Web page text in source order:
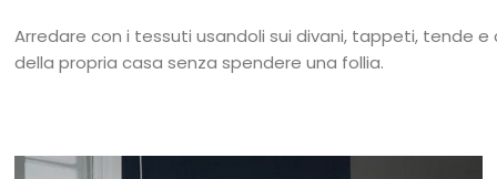
Arredare con i tessuti usandoli sui divani, tappeti, tende
della propria casa senza spendere una follia.